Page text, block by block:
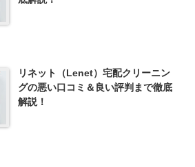
リネット（Lenet）宅配クリーニン
グの悪い口コミ＆良い評判まで徹底
解説！